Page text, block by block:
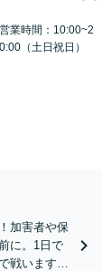
営業時間：10:00~2
0:00（土日祝日）
加害者や保
に。1日で
戦います！